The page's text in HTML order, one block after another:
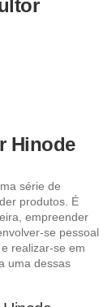
Hinode
série de
produtos. É
empreender
se pessoal
realizar-se em
uma dessas